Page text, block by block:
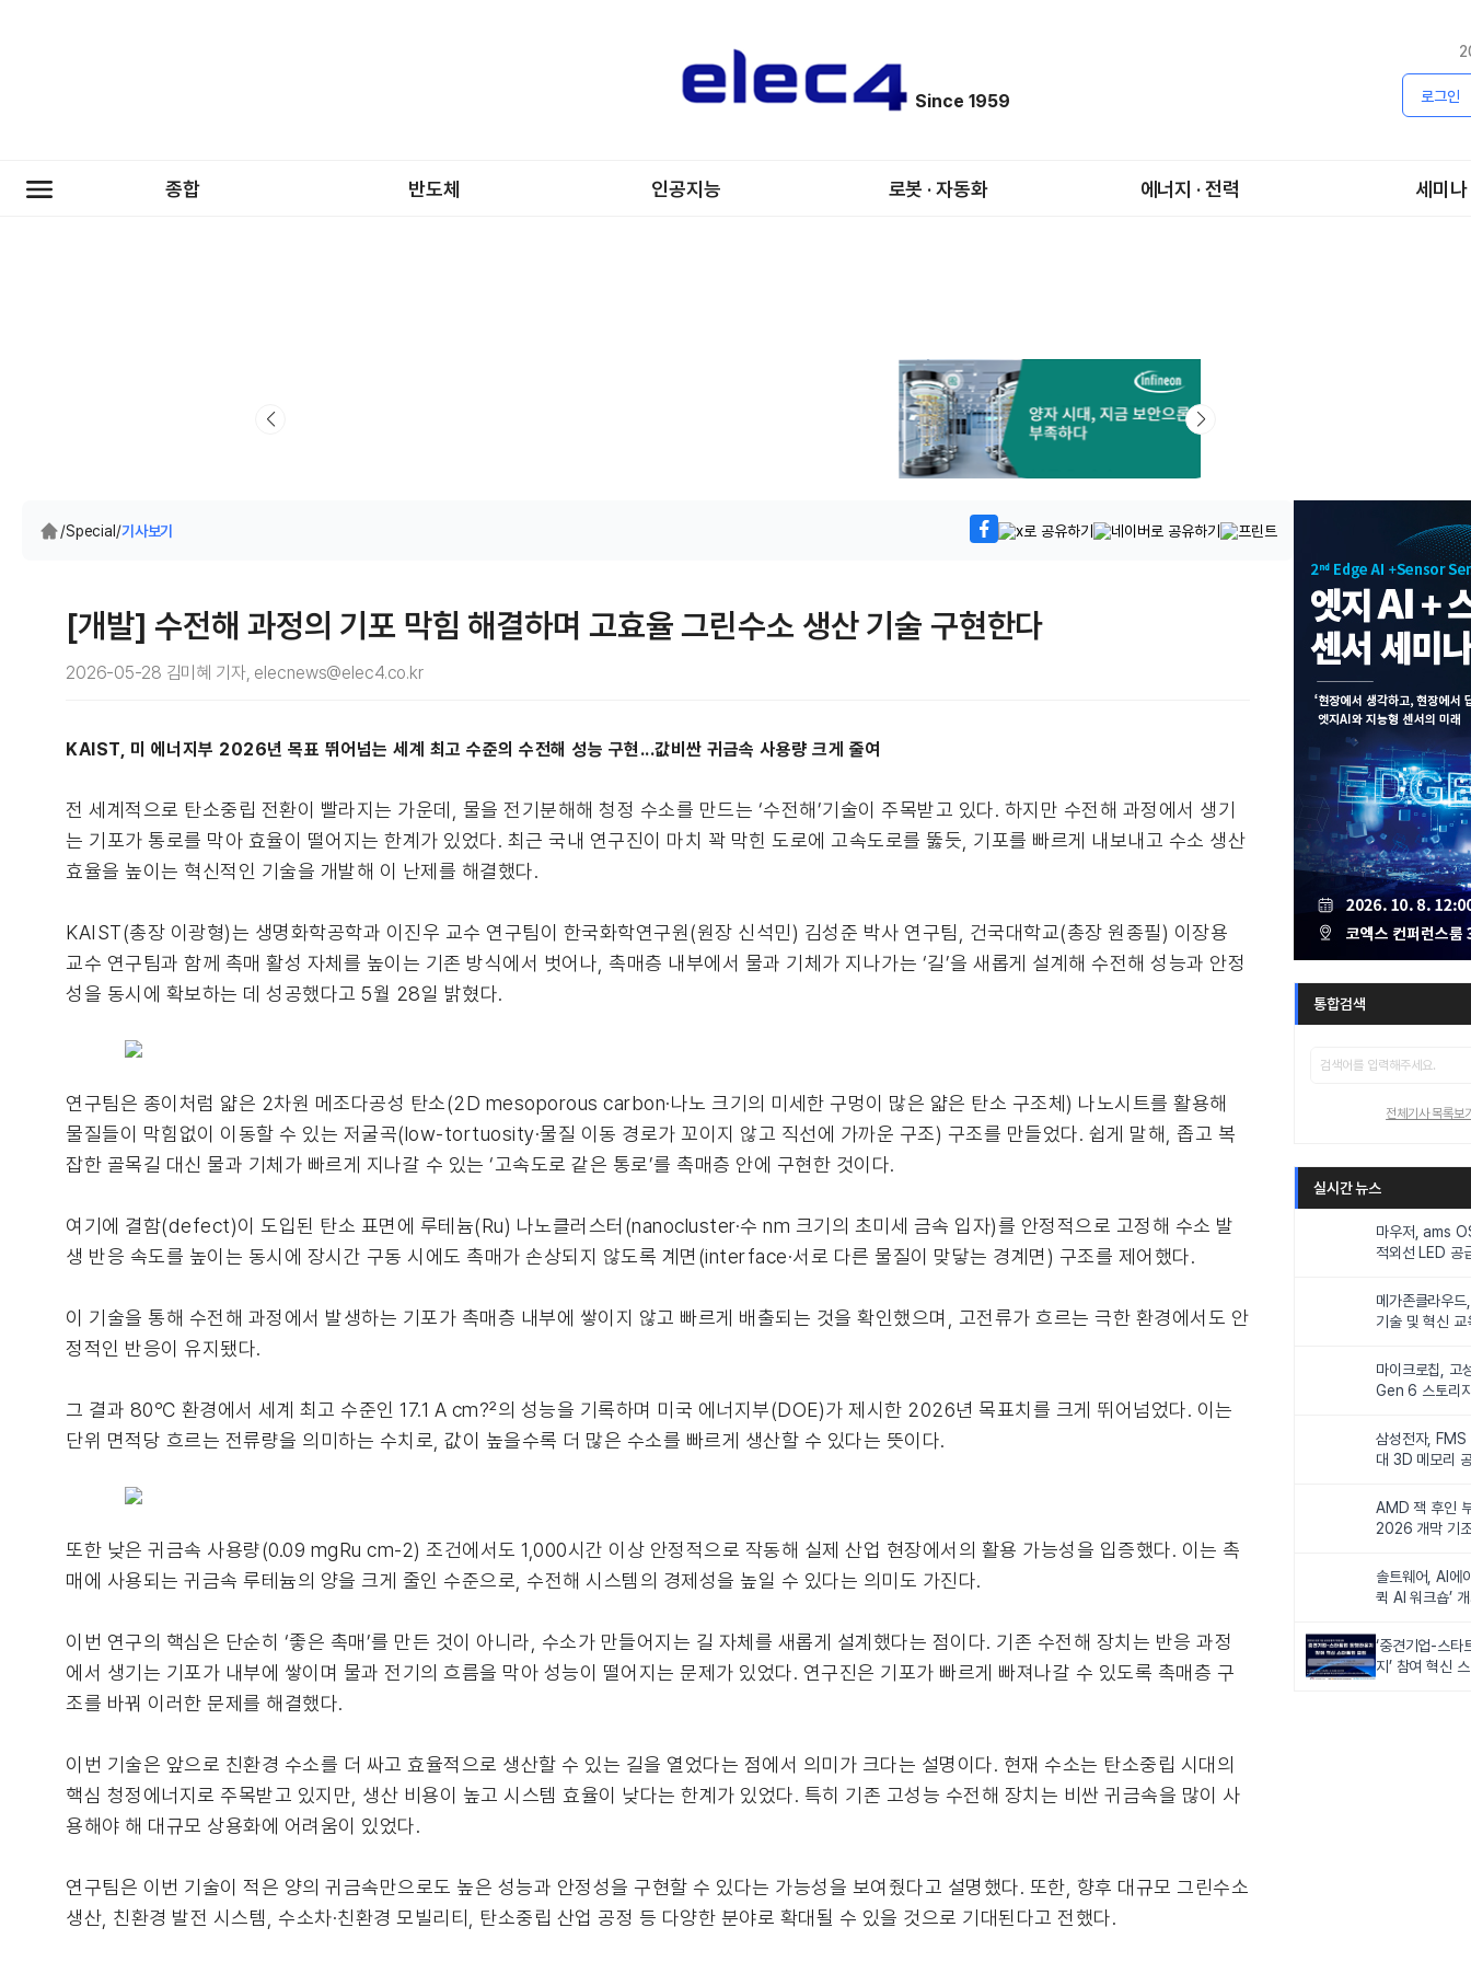
Since 1959 로그인
종합 반도체 인공지능 로봇 · 자동화 에너지 · 전력 세미나
/Special /기사보기
[개발] 수전해 과정의 기포 막힘 해결하며 고효율 그린수소 생산 기술 구현한다
2026-05-28 김미혜 기자, elecnews@elec4.co.kr
KAIST, 미 에너지부 2026년 목표 뛰어넘는 세계 최고 수준의 수전해 성능 구현...값비싼 귀금속 사용량 크게 줄여
전 세계적으로 탄소중립 전환이 빨라지는 가운데, 물을 전기분해해 청정 수소를 만드는 ‘수전해’기술이 주목받고 있다. 하지만 수전해 과정에서 생기
는 기포가 통로를 막아 효율이 떨어지는 한계가 있었다. 최근 국내 연구진이 마치 꽉 막힌 도로에 고속도로를 뚫듯, 기포를 빠르게 내보내고 수소 생산
효율을 높이는 혁신적인 기술을 개발해 이 난제를 해결했다.
KAIST(총장 이광형)는 생명화학공학과 이진우 교수 연구팀이 한국화학연구원(원장 신석민) 김성준 박사 연구팀, 건국대학교(총장 원종필) 이장용
교수 연구팀과 함께 촉매 활성 자체를 높이는 기존 방식에서 벗어나, 촉매층 내부에서 물과 기체가 지나가는 ‘길’을 새롭게 설계해 수전해 성능과 안정
성을 동시에 확보하는 데 성공했다고 5월 28일 밝혔다.
연구팀은 종이처럼 얇은 2차원 메조다공성 탄소(2D mesoporous carbon·나노 크기의 미세한 구멍이 많은 얇은 탄소 구조체) 나노시트를 활용해
물질들이 막힘없이 이동할 수 있는 저굴곡(low-tortuosity·물질 이동 경로가 꼬이지 않고 직선에 가까운 구조) 구조를 만들었다. 쉽게 말해, 좁고 복
잡한 골목길 대신 물과 기체가 빠르게 지나갈 수 있는 ‘고속도로 같은 통로’를 촉매층 안에 구현한 것이다.
여기에 결함(defect)이 도입된 탄소 표면에 루테늄(Ru) 나노클러스터(nanocluster·수 nm 크기의 초미세 금속 입자)를 안정적으로 고정해 수소 발
생 반응 속도를 높이는 동시에 장시간 구동 시에도 촉매가 손상되지 않도록 계면(interface·서로 다른 물질이 맞닿는 경계면) 구조를 제어했다.
이 기술을 통해 수전해 과정에서 발생하는 기포가 촉매층 내부에 쌓이지 않고 빠르게 배출되는 것을 확인했으며, 고전류가 흐르는 극한 환경에서도 안
정적인 반응이 유지됐다.
그 결과 80℃ 환경에서 세계 최고 수준인 17.1 A cm?²의 성능을 기록하며 미국 에너지부(DOE)가 제시한 2026년 목표치를 크게 뛰어넘었다. 이는
단위 면적당 흐르는 전류량을 의미하는 수치로, 값이 높을수록 더 많은 수소를 빠르게 생산할 수 있다는 뜻이다.
또한 낮은 귀금속 사용량(0.09 mgRu cm-2) 조건에서도 1,000시간 이상 안정적으로 작동해 실제 산업 현장에서의 활용 가능성을 입증했다. 이는 촉
매에 사용되는 귀금속 루테늄의 양을 크게 줄인 수준으로, 수전해 시스템의 경제성을 높일 수 있다는 의미도 가진다.
이번 연구의 핵심은 단순히 ‘좋은 촉매’를 만든 것이 아니라, 수소가 만들어지는 길 자체를 새롭게 설계했다는 점이다. 기존 수전해 장치는 반응 과정
에서 생기는 기포가 내부에 쌓이며 물과 전기의 흐름을 막아 성능이 떨어지는 문제가 있었다. 연구진은 기포가 빠르게 빠져나갈 수 있도록 촉매층 구
조를 바꿔 이러한 문제를 해결했다.
이번 기술은 앞으로 친환경 수소를 더 싸고 효율적으로 생산할 수 있는 길을 열었다는 점에서 의미가 크다는 설명이다. 현재 수소는 탄소중립 시대의
핵심 청정에너지로 주목받고 있지만, 생산 비용이 높고 시스템 효율이 낮다는 한계가 있었다. 특히 기존 고성능 수전해 장치는 비싼 귀금속을 많이 사
용해야 해 대규모 상용화에 어려움이 있었다.
연구팀은 이번 기술이 적은 양의 귀금속만으로도 높은 성능과 안정성을 구현할 수 있다는 가능성을 보여줬다고 설명했다. 또한, 향후 대규모 그린수소
생산, 친환경 발전 시스템, 수소차·친환경 모빌리티, 탄소중립 산업 공정 등 다양한 분야로 확대될 수 있을 것으로 기대된다고 전했다.
통합검색
전체기사 목록보
실시간 뉴스
마우저, ams
적외선 LED 공
메가존클라우드
기술 및 혁신
마이크로칩, 고
Gen 6 스토리
삼성전자,
대 3D 메모리
AMD 잭 후인
2026 개막 기
솔트웨어, AI에
퀵 AI 워크숍’
‘중견기업-스타
지’ 참여 혁신